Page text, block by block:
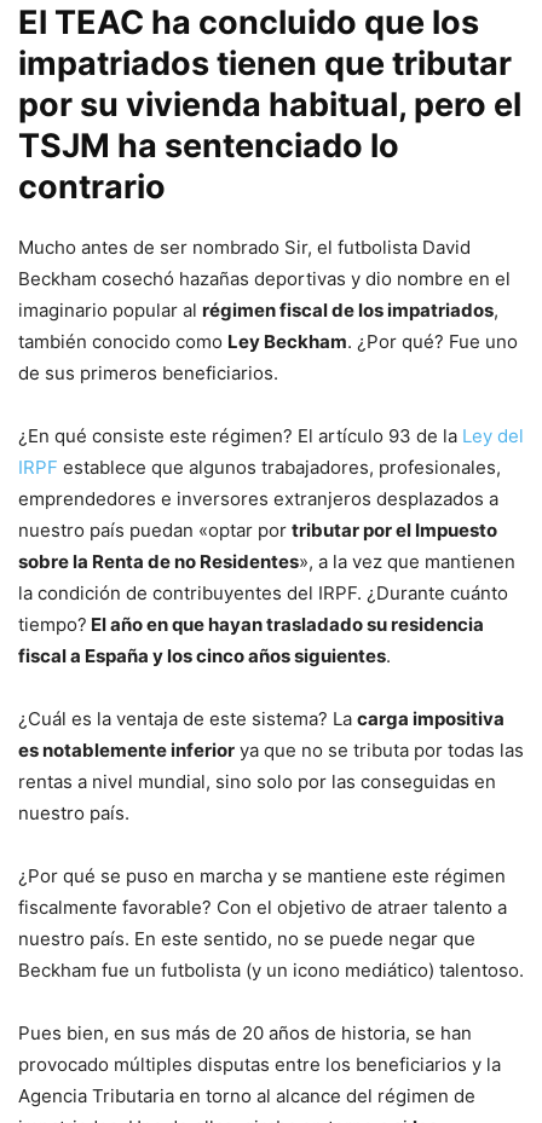
El TEAC ha concluido que los
impatriados tienen que tributar
por su vivienda habitual, pero el
TSJM ha sentenciado lo
contrario
Mucho antes de ser nombrado Sir, el futbolista David
Beckham cosechó hazañas deportivas y dio nombre en el
imaginario popular al régimen fiscal de los impatriados,
también conocido como Ley Beckham. ¿Por qué? Fue uno
de sus primeros beneficiarios.
¿En qué consiste este régimen? El artículo 93 de la Ley del
IRPF establece que algunos trabajadores, profesionales,
emprendedores e inversores extranjeros desplazados a
nuestro país puedan «optar por tributar por el Impuesto
sobre la Renta de no Residentes», a la vez que mantienen
la condición de contribuyentes del IRPF. ¿Durante cuánto
tiempo? El año en que hayan trasladado su residencia
fiscal a España y los cinco años siguientes.
¿Cuál es la ventaja de este sistema? La carga impositiva
es notablemente inferior ya que no se tributa por todas las
rentas a nivel mundial, sino solo por las conseguidas en
nuestro país.
¿Por qué se puso en marcha y se mantiene este régimen
fiscalmente favorable? Con el objetivo de atraer talento a
nuestro país. En este sentido, no se puede negar que
Beckham fue un futbolista (y un icono mediático) talentoso.
Pues bien, en sus más de 20 años de historia, se han
provocado múltiples disputas entre los beneficiarios y la
Agencia Tributaria en torno al alcance del régimen de